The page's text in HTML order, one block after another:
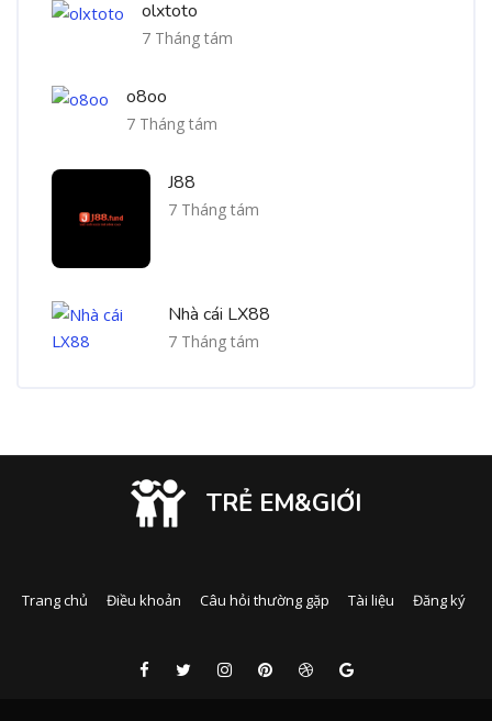
olxtoto
7 Tháng tám
o8oo
7 Tháng tám
J88
7 Tháng tám
Nhà cái LX88
7 Tháng tám
TRẺ EM&GIỚI
Trang chủ Điều khoản Câu hỏi thường gặp Tài liệu Đăng ký